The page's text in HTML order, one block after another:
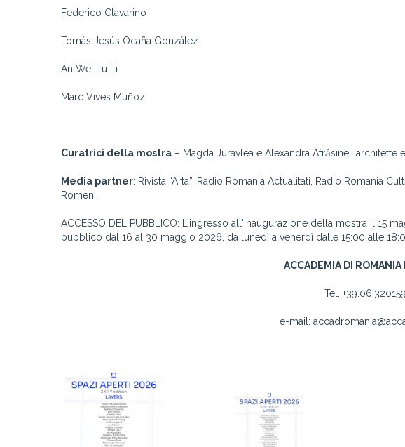
Federico Clavarino
Tomás Jesús Ocaña González
An Wei Lu Li
Marc Vives Muñoz
Curatrici della mostra – Magda Juravlea e Alexandra Afrăsinei, architette
Media partner: Rivista “Arta”, Radio Romania Actualitati, Radio Romania
Romeni.
ACCESSO DEL PUBBLICO: L'ingresso all'inaugurazione della mostra il 15
pubblico dal 16 al 30 maggio 2026, da lunedì a venerdì dalle 15:00 alle
ACCADEMIA DI ROMANIA
Tel.
e-mail: